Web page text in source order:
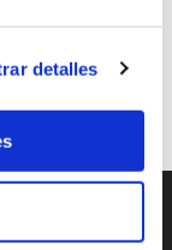
detalles